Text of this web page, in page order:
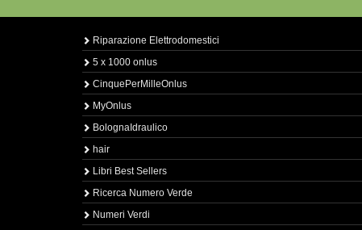
Riparazione Elettrodomestici
5 x 1000 onlus
CinquePerMilleOnlus
MyOnlus
BolognaIdraulico
hair
Libri Best Sellers
Ricerca Numero Verde
Numeri Verdi